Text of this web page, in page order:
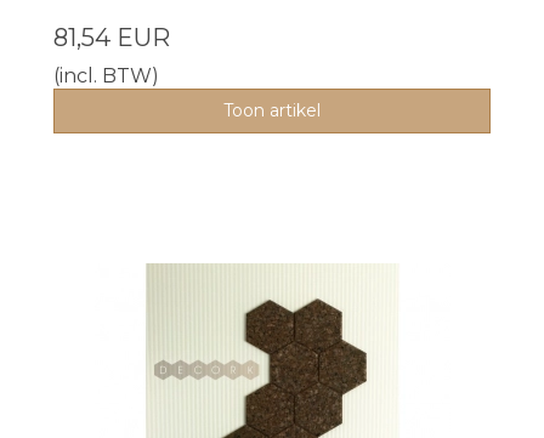
81,54 EUR
(incl. BTW)
Toon artikel